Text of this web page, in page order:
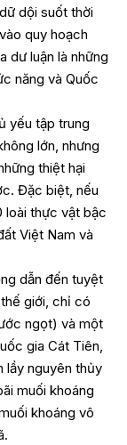
dội suốt thời
quy hoạch
dư luận là những
năng và Quốc
yếu tập trung
lớn, nhưng
thiệt hại
Đặc biệt, nếu
loài thực vật bậc
Việt Nam và
dẫn đến tuyệt
giới, chỉ có
ngọt) và một
gia Cát Tiên,
lầy nguyên thủy
muối khoáng
khoáng vô